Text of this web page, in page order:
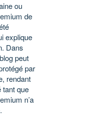
ou
de
explique
Dans
peut
par
rendant
tant que
n’a